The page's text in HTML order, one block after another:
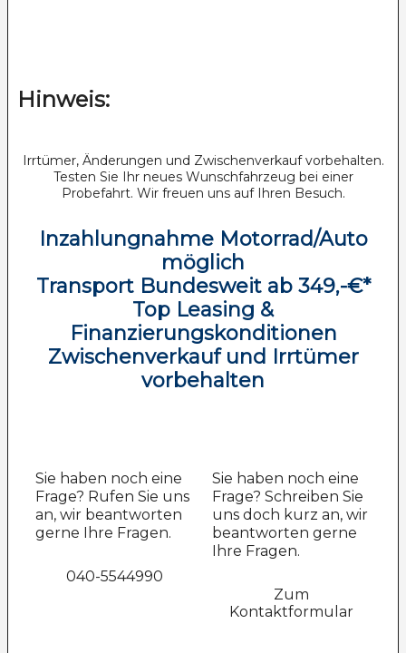
Hinweis:
Irrtümer, Änderungen und Zwischenverkauf vorbehalten.
Testen Sie Ihr neues Wunschfahrzeug bei einer
Probefahrt. Wir freuen uns auf Ihren Besuch.
Inzahlungnahme Motorrad/Auto
möglich
Transport Bundesweit ab 349,-€*
Top Leasing &
Finanzierungskonditionen
Zwischenverkauf und Irrtümer
vorbehalten
Sie haben noch eine
Frage? Rufen Sie uns
an, wir beantworten
gerne Ihre Fragen.
040-5544990
Sie haben noch eine
Frage? Schreiben Sie
uns doch kurz an, wir
beantworten gerne
Ihre Fragen.
Zum
Kontaktformular